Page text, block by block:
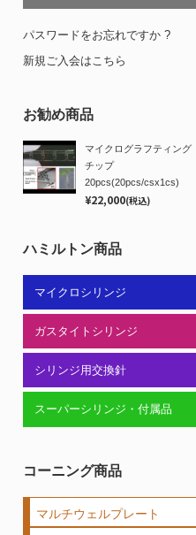
パスワードをお忘れですか ?
新規ご入会はこちら
お勧め商品
マイクログラフティング
チップ
20pcs(20pcs/csx1cs)
¥22,000(税込)
ハミルトン商品
マイクロシリンジ
ガスタイトシリンジ
シリンジ用交換針
スーパーシリンジ・付属品
コーニング商品
マルチウェルプレート